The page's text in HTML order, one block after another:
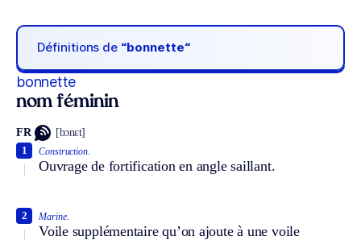
Définitions de “bonnette“
bonnette
nom féminin
FR [bɔnɛt]
Construction.
Ouvrage de fortification en angle saillant.
1
Marine.
Voile supplémentaire qu’on ajoute à une voile
2